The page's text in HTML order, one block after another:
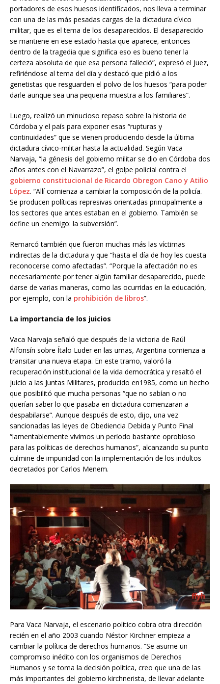
portadores de esos huesos identificados, nos lleva a terminar
con una de las más pesadas cargas de la dictadura cívico
militar, que es el tema de los desaparecidos. El desaparecido
se mantiene en ese estado hasta que aparece, entonces
dentro de la tragedia que significa eso es bueno tener la
certeza absoluta de que esa persona falleció”, expresó el Juez,
refiriéndose al tema del día y destacó que pidió a los
genetistas que resguarden el polvo de los huesos “para poder
darle aunque sea una pequeña muestra a los familiares”.
Luego, realizó un minucioso repaso sobre la historia de
Córdoba y el país para exponer esas “rupturas y
continuidades” que se vienen produciendo desde la última
dictadura cívico-militar hasta la actualidad. Según Vaca
Narvaja, “la génesis del gobierno militar se dio en Córdoba dos
años antes con el Navarrazo”, el golpe policial contra el
gobierno constitucional de Ricardo Obregon Cano y Atilio
López. “Allí comienza a cambiar la composición de la policía.
Se producen políticas represivas orientadas principalmente a
los sectores que antes estaban en el gobierno. También se
define un enemigo: la subversión”.
Remarcó también que fueron muchas más las víctimas
indirectas de la dictadura y que “hasta el día de hoy les cuesta
reconocerse como afectadas”. “Porque la afectación no es
necesariamente por tener algún familiar desaparecido, puede
darse de varias maneras, como las ocurridas en la educación,
por ejemplo, con la prohibición de libros”.
La importancia de los juicios
Vaca Narvaja señaló que después de la victoria de Raúl
Alfonsín sobre Ítalo Luder en las urnas, Argentina comienza a
transitar una nueva etapa. En este tramo, valoró la
recuperación institucional de la vida democrática y resaltó el
Juicio a las Juntas Militares, producido en1985, como un hecho
que posibilitó que mucha personas “que no sabían o no
querían saber lo que pasaba en dictadura comenzaran a
despabilarse”. Aunque después de esto, dijo, una vez
sancionadas las leyes de Obediencia Debida y Punto Final
“lamentablemente vivimos un período bastante oprobioso
para las políticas de derechos humanos”, alcanzando su punto
culmine de impunidad con la implementación de los indultos
decretados por Carlos Menem.
Para Vaca Narvaja, el escenario político cobra otra dirección
recién en el año 2003 cuando Néstor Kirchner empieza a
cambiar la política de derechos humanos. “Se asume un
compromiso inédito con los organismos de Derechos
Humanos y se toma la decisión política, creo que una de las
más importantes del gobierno kirchnerista, de llevar adelante